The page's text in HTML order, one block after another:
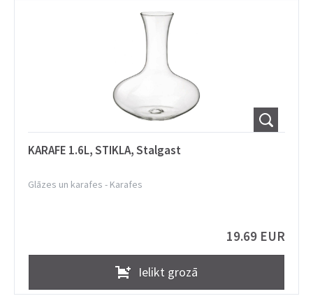
KARAFE 1.6L, STIKLA, Stalgast
Glāzes un karafes - Karafes
19.69 EUR
Ielikt grozā